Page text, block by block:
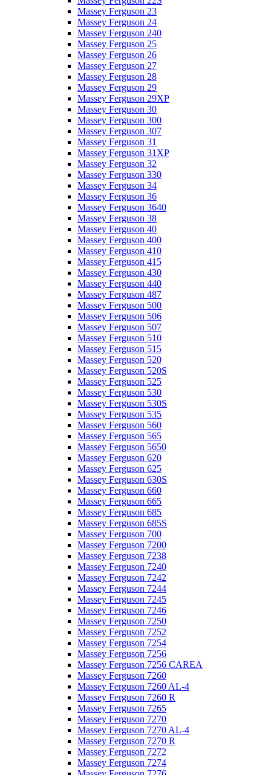
Massey Ferguson 23
Massey Ferguson 24
Massey Ferguson 240
Massey Ferguson 25
Massey Ferguson 26
Massey Ferguson 27
Massey Ferguson 28
Massey Ferguson 29
Massey Ferguson 29XP
Massey Ferguson 30
Massey Ferguson 300
Massey Ferguson 307
Massey Ferguson 31
Massey Ferguson 31XP
Massey Ferguson 32
Massey Ferguson 330
Massey Ferguson 34
Massey Ferguson 36
Massey Ferguson 3640
Massey Ferguson 38
Massey Ferguson 40
Massey Ferguson 400
Massey Ferguson 410
Massey Ferguson 415
Massey Ferguson 430
Massey Ferguson 440
Massey Ferguson 487
Massey Ferguson 500
Massey Ferguson 506
Massey Ferguson 507
Massey Ferguson 510
Massey Ferguson 515
Massey Ferguson 520
Massey Ferguson 520S
Massey Ferguson 525
Massey Ferguson 530
Massey Ferguson 530S
Massey Ferguson 535
Massey Ferguson 560
Massey Ferguson 565
Massey Ferguson 5650
Massey Ferguson 620
Massey Ferguson 625
Massey Ferguson 630S
Massey Ferguson 660
Massey Ferguson 665
Massey Ferguson 685
Massey Ferguson 685S
Massey Ferguson 700
Massey Ferguson 7200
Massey Ferguson 7238
Massey Ferguson 7240
Massey Ferguson 7242
Massey Ferguson 7244
Massey Ferguson 7245
Massey Ferguson 7246
Massey Ferguson 7250
Massey Ferguson 7252
Massey Ferguson 7254
Massey Ferguson 7256
Massey Ferguson 7256 CAREA
Massey Ferguson 7260
Massey Ferguson 7260 AL-4
Massey Ferguson 7260 R
Massey Ferguson 7265
Massey Ferguson 7270
Massey Ferguson 7270 AL-4
Massey Ferguson 7270 R
Massey Ferguson 7272
Massey Ferguson 7274